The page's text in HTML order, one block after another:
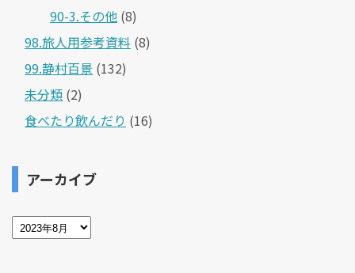
90-3.その他 (8)
98.旅人用参考資料 (8)
99.静村百景 (132)
未分類 (2)
食べたり飲んだり (16)
アーカイブ